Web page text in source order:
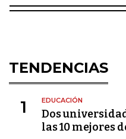
TENDENCIAS
1 EDUCACIÓN
Dos
las 10 mejores